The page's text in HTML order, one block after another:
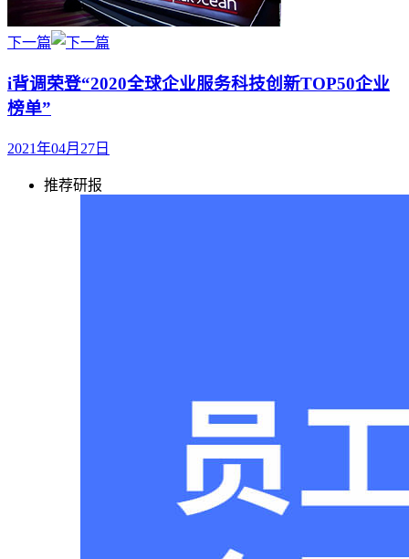
下一篇
i背调荣登“2020全球企业服务科技创新TOP50企业
榜单”
2021年04月27日
推荐研报